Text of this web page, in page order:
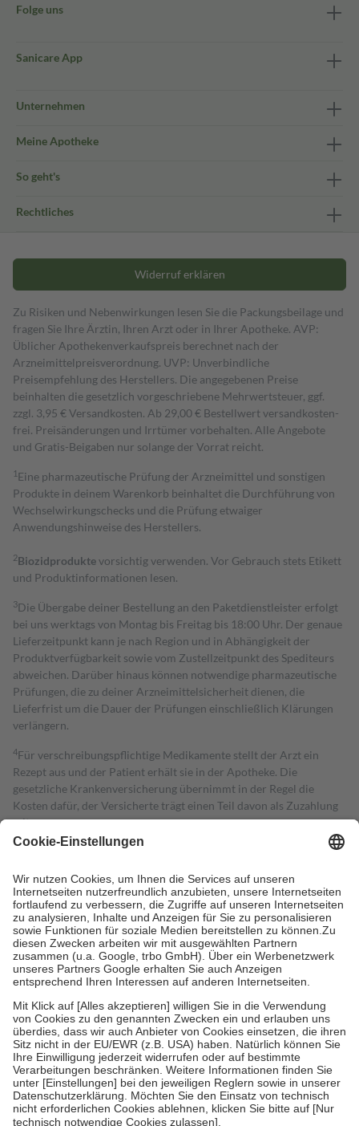
Folge uns
Sanicare App
Unternehmen
Meine Apotheke
So geht's
Rechtliches
Widerruf erklären
Zu Risiken und Nebenwirkungen lesen Sie die Packungsbeilage und
fragen Sie Ihre Ärztin, Ihren Arzt oder in Ihrer Apotheke. AVP:
Üblicher Apothekenverkaufspreis berechnet nach der
Arzneimittelpreisverordnung. UVP: Unverbindliche
Preisempfehlung des Herstellers. Die angegebenen Preise
beinhalten die gesetzlich vorgeschriebene Mehrwertsteuer, ggf.
zzgl. 3,95 € Versandkosten. Ab 29,00 € Bestell­wert versand­kosten­
frei. Preisänderungen und Irrtümer vorbehalten. Alle Angebote
und Gratis-Beigaben nur solange der Vorrat reicht.
1 Eine pharmazeutische Prüfung der Arzneimittel und sonstigen
Produkte in deinem Warenkorb beinhaltet die Durchführung von
Wechselwirkungschecks und die Prüfung etwaiger
Anwendungshinweise des Herstellers.
2Biozidproduktevorsichtig verwenden. Vor Gebrauch stets Etikett
und Produktinformationen lesen.
3Die Übergabe deiner Bestellung an den Paketdienstleister erfolgt
bei uns werktags von Montag bis Freitag bis 18:00 Uhr. Der genaue
Lieferzeitpunkt kann je nach Region und in Abhängigkeit der
Produktverfügbarkeit sowie vom Zustellzeitpunkt des Spediteurs
abweichen. Darüber hinaus können notwendige pharmazeutische
Prüfungen, die zu deiner Arzneimittelsicherheit dienen, die
Lieferfrist um die Dauer der Prüfungen einschließlich Klärungen
verlängern.
4Für verschreibungspflichtige Medikamente stellt der Arzt ein
Rezept aus und der Patient erhält sie in der Apotheke. Die
gesetzliche Krankenversicherung übernimmt in der Regel die
Kosten dafür, der Versicherte trägt einen Teil davon als Zuzahlung
mit.
Grundsätzlich leisten Mitglieder Zuzahlungen in Höhe von zehn
höchstens zehn Euro.
Es sind jedoch nie mehr als die tatsächlichen
Kosten der Leistung zu entrichten.
Diese Regeln gelten grundsätzlich auch für Online-Apotheken.
Bei Heilmitteln und häuslicher Krankenpflege beträgt die
Zuzahlung zehn Prozent der Kosten sowie zehn Euro je
Verordnung.
Um das Engagement der Versicherten für ihre eigene Gesundheit zu
stärken und die besondere Stellung der Familie zu unterstützen,
fallenkeine Zuzahlungenan bei:
• Kindern und Jugendlichen bis zum vollendeten 18. Lebensjahr
mit Ausnahme der Fahrkosten
• Untersuchungen zur Vorsorge und Früherkennung, die von der
GKV getragen werden
• empfohlenen Schutzimpfungen
• Harn- und Blutteststreifen